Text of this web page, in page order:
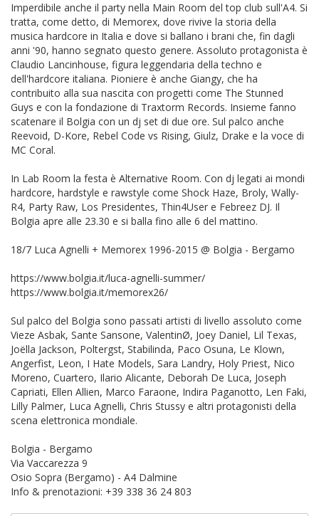
Imperdibile anche il party nella Main Room del top club sull'A4. Si
tratta, come detto, di Memorex, dove rivive la storia della
musica hardcore in Italia e dove si ballano i brani che, fin dagli
anni '90, hanno segnato questo genere. Assoluto protagonista è
Claudio Lancinhouse, figura leggendaria della techno e
dell'hardcore italiana. Pioniere è anche Giangy, che ha
contribuito alla sua nascita con progetti come The Stunned
Guys e con la fondazione di Traxtorm Records. Insieme fanno
scatenare il Bolgia con un dj set di due ore. Sul palco anche
Reevoid, D-Kore, Rebel Code vs Rising, Giulz, Drake e la voce di
MC Coral.
In Lab Room la festa è Alternative Room. Con dj legati ai mondi
hardcore, hardstyle e rawstyle come Shock Haze, Broly, Wally-
R4, Party Raw, Los Presidentes, Thin4User e Febreez DJ. Il
Bolgia apre alle 23.30 e si balla fino alle 6 del mattino.
18/7 Luca Agnelli + Memorex 1996-2015 @ Bolgia - Bergamo
https://www.bolgia.it/luca-agnelli-summer/
https://www.bolgia.it/memorex26/
Sul palco del Bolgia sono passati artisti di livello assoluto come
Vieze Asbak, Sante Sansone, ValentinØ, Joey Daniel, Lil Texas,
Joëlla Jackson, Poltergst, Stabilinda, Paco Osuna, Le Klown,
Angerfist, Leon, I Hate Models, Sara Landry, Holy Priest, Nico
Moreno, Cuartero, Ilario Alicante, Deborah De Luca, Joseph
Capriati, Ellen Allien, Marco Faraone, Indira Paganotto, Len Faki,
Lilly Palmer, Luca Agnelli, Chris Stussy e altri protagonisti della
scena elettronica mondiale.
Bolgia - Bergamo
Via Vaccarezza 9
Osio Sopra (Bergamo) - A4 Dalmine
Info & prenotazioni: +39 338 36 24 803